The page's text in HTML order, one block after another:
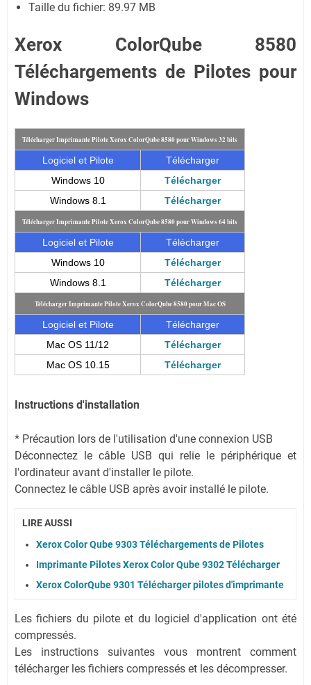
Taille du fichier: 89.97 MB
Xerox ColorQube 8580
Téléchargements de Pilotes pour
Windows
Télécharger Imprimante Pilote Xerox ColorQube 8580 pour Windows 32 bits
Logiciel et Pilote
Télécharger
Windows 10
Télécharger
Windows 8.1
Télécharger
Télécharger Imprimante Pilote Xerox ColorQube 8580 pour Windows 64 bits
Logiciel et Pilote
Télécharger
Windows 10
Télécharger
Windows 8.1
Télécharger
Télécharger Imprimante Pilote Xerox ColorQube 8580 pour Mac OS
Logiciel et Pilote
Télécharger
Mac OS 11/12
Télécharger
Mac OS 10.15
Télécharger
Instructions d'installation
* Précaution lors de l'utilisation d'une connexion USB
Déconnectez le câble USB qui relie le périphérique et
l'ordinateur avant d'installer le pilote.
Connectez le câble USB après avoir installé le pilote.
LIRE AUSSI
Xerox Color Qube 9303 Téléchargements de Pilotes
Imprimante Pilotes Xerox Color Qube 9302 Télécharger
Xerox ColorQube 9301 Télécharger pilotes d'imprimante
Les fichiers du pilote et du logiciel d'application ont été
compressés.
Les instructions suivantes vous montrent comment
télécharger les fichiers compressés et les décompresser.